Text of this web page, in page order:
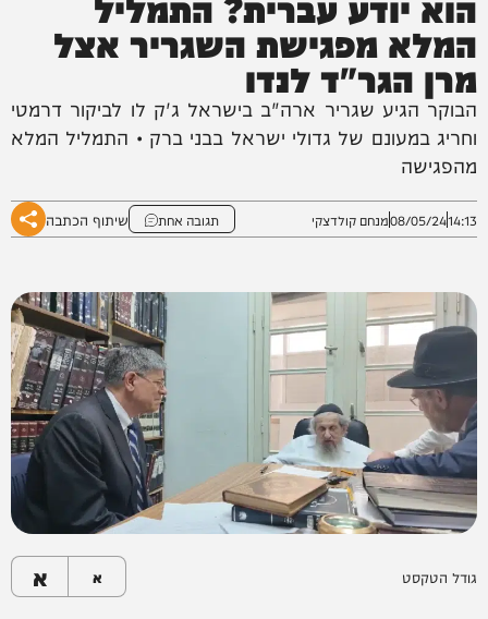
המלא מפגישת השגריר אצל
מרן הגר"ד לנדו
הבוקר הגיע שגריר ארה"ב בישראל ג'ק לו לביקור דרמטי
וחריג במעונם של גדולי ישראל בבני ברק • התמליל המלא
מהפגישה
14:13
08/05/24מנחם קולדצקי תגובה אחת שיתוף הכתבה
גודל הטקסט א א